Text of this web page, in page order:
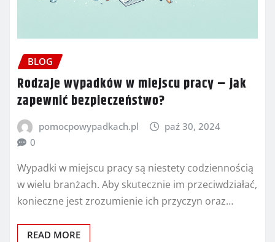
BLOG
Rodzaje wypadków w miejscu pracy – jak
zapewnić bezpieczeństwo?
pomocpowypadkach.pl
paź 30, 2024
0
Wypadki w miejscu pracy są niestety codziennością
w wielu branżach. Aby skutecznie im przeciwdziałać,
konieczne jest zrozumienie ich przyczyn oraz…
READ MORE